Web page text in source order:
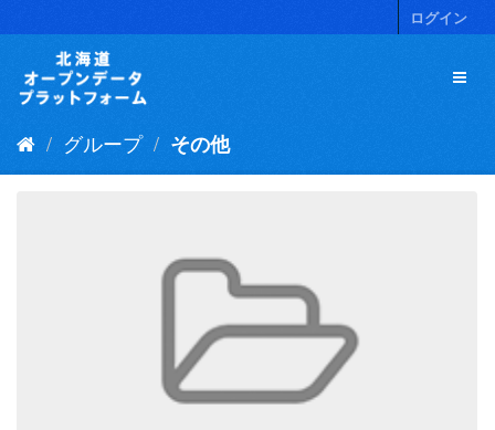
キ
ログイン
グループ その他